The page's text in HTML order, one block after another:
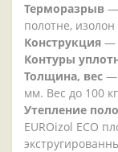
Терморазрыв —
полотне, изолон
Конструкция —
Контуры
Толщина, вес —
мм. Вес до 100 кг
Утепление
EUROizol ECO